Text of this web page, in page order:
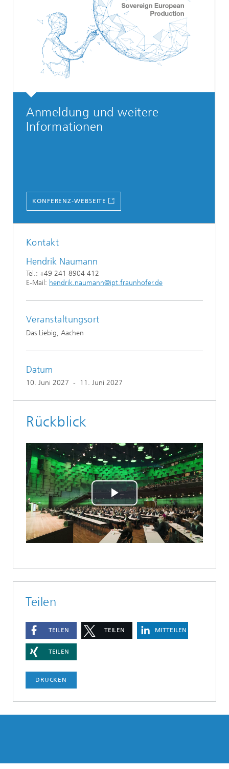
Anmeldung und weitere
Informationen
KONFERENZ-WEBSEITE
Kontakt
Hendrik Naumann
Tel.: +49 241 8904 412
E-Mail: hendrik.naumann@ipt.fraunhofer.de
Veranstaltungsort
Das Liebig, Aachen
Datum
10. Juni 2027 - 11. Juni 2027
Rückblick
Play
Video
Teilen
TEILEN TEILEN MITTEILEN
TEILEN
DRUCKEN